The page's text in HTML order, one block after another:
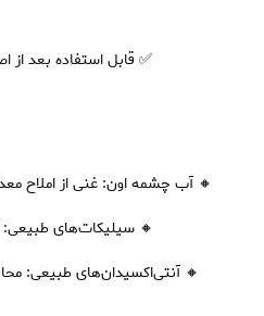
✅ قابل استفاده بعد از
🔸 آب چشمه اون: غنی از املاح
🔸 سیلیکات‌های
🔸 آنتی‌اکسیدان‌های طبیعی: